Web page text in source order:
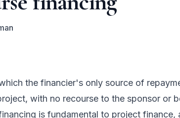
the financier's only source of
with no recourse to the sponsor or
is fundamental to project finance,